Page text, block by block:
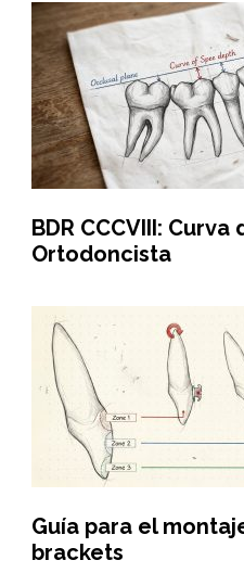
BDR CCCVIII: Curva
Ortodoncista
Guía para el
brackets